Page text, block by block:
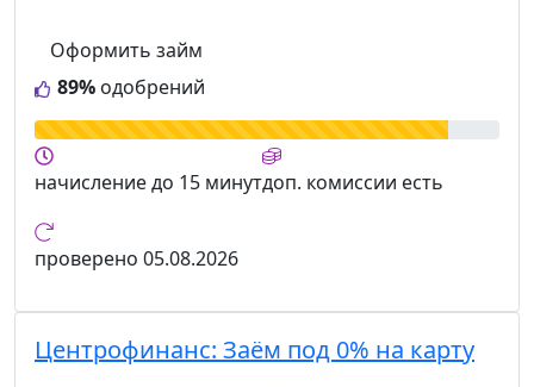
89% одобрений
Оформить займ
начислениедо 15 минутдоп. комиссии есть
проверено 05.08.2026
Центрофинанс: Заём под 0% на карту